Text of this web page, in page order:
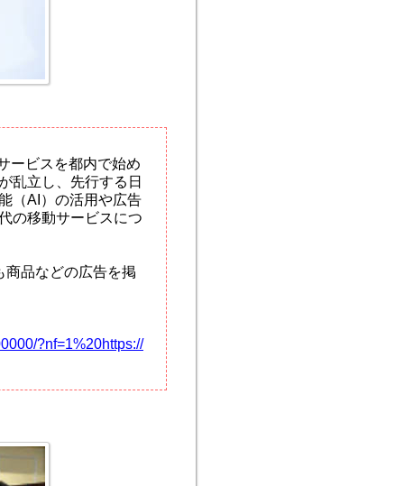
ービスを都内で始め
乱立し、先行する日
（AI）の活用や広告
の移動サービスにつ
商品などの広告を掲
?nf=1%20https://